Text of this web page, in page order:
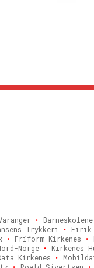
•
Trykkeri • Eirik
• Friform Kirkenes •
Norge • Kirkenes
Kirkenes •